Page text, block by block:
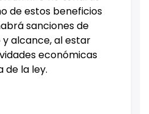
de estos beneficios
sanciones de
alcance, al estar
económicas
de la ley.